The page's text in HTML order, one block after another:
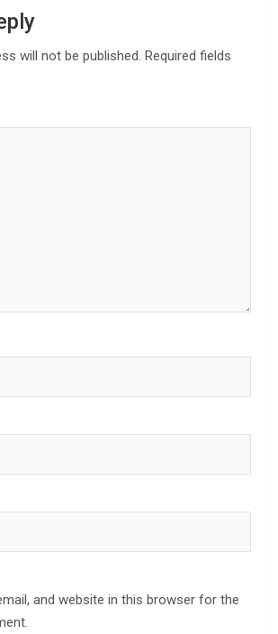
will not be published. Required fields
and website in this browser for the